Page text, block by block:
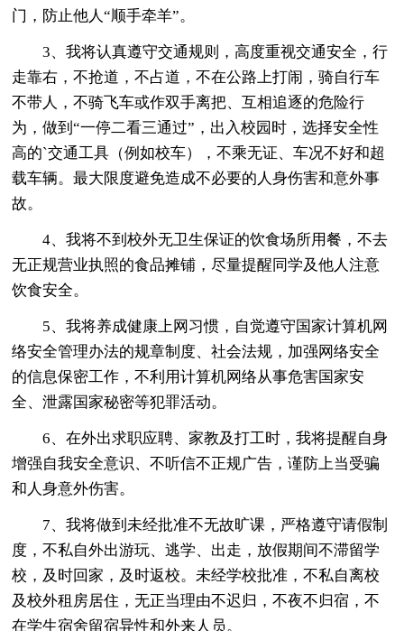
门，防止他人“顺手牵羊”。
3、我将认真遵守交通规则，高度重视交通安全，行
走靠右，不抢道，不占道，不在公路上打闹，骑自行车
不带人，不骑飞车或作双手离把、互相追逐的危险行
为，做到“一停二看三通过”，出入校园时，选择安全性
高的`交通工具（例如校车），不乘无证、车况不好和超
载车辆。最大限度避免造成不必要的人身伤害和意外事
故。
4、我将不到校外无卫生保证的饮食场所用餐，不去
无正规营业执照的食品摊铺，尽量提醒同学及他人注意
饮食安全。
5、我将养成健康上网习惯，自觉遵守国家计算机网
络安全管理办法的规章制度、社会法规，加强网络安全
的信息保密工作，不利用计算机网络从事危害国家安
全、泄露国家秘密等犯罪活动。
6、在外出求职应聘、家教及打工时，我将提醒自身
增强自我安全意识、不听信不正规广告，谨防上当受骗
和人身意外伤害。
7、我将做到未经批准不无故旷课，严格遵守请假制
度，不私自外出游玩、逃学、出走，放假期间不滞留学
校，及时回家，及时返校。未经学校批准，不私自离校
及校外租房居住，无正当理由不迟归，不夜不归宿，不
在学生宿舍留宿异性和外来人员。